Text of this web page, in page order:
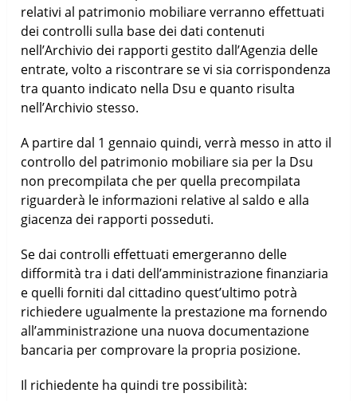
relativi al patrimonio mobiliare verranno effettuati
dei controlli sulla base dei dati contenuti
nell’Archivio dei rapporti gestito dall’Agenzia delle
entrate, volto a riscontrare se vi sia corrispondenza
tra quanto indicato nella Dsu e quanto risulta
nell’Archivio stesso.
A partire dal 1 gennaio quindi, verrà messo in atto il
controllo del patrimonio mobiliare sia per la Dsu
non precompilata che per quella precompilata
riguarderà le informazioni relative al saldo e alla
giacenza dei rapporti posseduti.
Se dai controlli effettuati emergeranno delle
difformità tra i dati dell’amministrazione finanziaria
e quelli forniti dal cittadino quest’ultimo potrà
richiedere ugualmente la prestazione ma fornendo
all’amministrazione una nuova documentazione
bancaria per comprovare la propria posizione.
Il richiedente ha quindi tre possibilità: